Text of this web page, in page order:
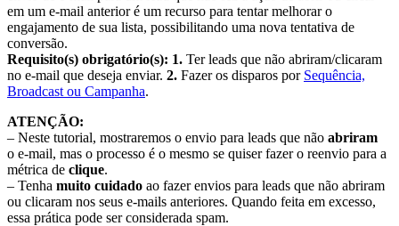
em um e-mail anterior é um recurso para tentar melhorar o
engajamento de sua lista, possibilitando uma nova tentativa de
conversão.
Requisito(s) obrigatório(s): 1. Ter leads que não abriram/clicaram
no e-mail que deseja enviar. 2. Fazer os disparos por Sequência,
Broadcast ou Campanha.
ATENÇÃO:
– Neste tutorial, mostraremos o envio para leads que não abriram
o e-mail, mas o processo é o mesmo se quiser fazer o reenvio para a
métrica de clique.
– Tenha muito cuidado ao fazer envios para leads que não abriram
ou clicaram nos seus e-mails anteriores. Quando feita em excesso,
essa prática pode ser considerada spam.